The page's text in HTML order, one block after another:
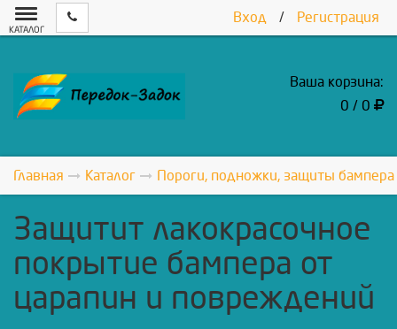
Вход / Регистрация
КАТАЛОГ
Ваша корзина:
0 / 0
Главная Каталог Пороги, подножки, защиты
Защитит лакокрасочное
покрытие бампера от
царапин и повреждений